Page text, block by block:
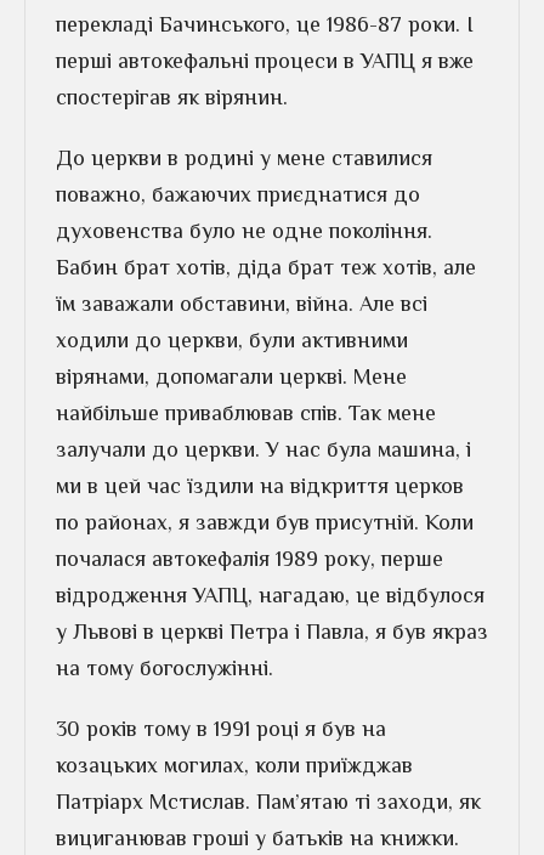
перекладі Бачинського, це 1986-87 роки. І
перші автокефальні процеси в УАПЦ я вже
спостерігав як вірянин.
До церкви в родині у мене ставилися
поважно, бажаючих приєднатися до
духовенства було не одне покоління.
Бабин брат хотів, діда брат теж хотів, але
їм заважали обставини, війна. Але всі
ходили до церкви, були активними
вірянами, допомагали церкві. Мене
найбільше приваблював спів. Так мене
залучали до церкви. У нас була машина, і
ми в цей час їздили на відкриття церков
по районах, я завжди був присутній. Коли
почалася автокефалія 1989 року, перше
відродження УАПЦ, нагадаю, це відбулося
у Львові в церкві Петра і Павла, я був якраз
на тому богослужінні.
30 років тому в 1991 році я був на
козацьких могилах, коли приїжджав
Патріарх Мстислав. Пам’ятаю ті заходи, як
вициганював гроші у батьків на книжки.